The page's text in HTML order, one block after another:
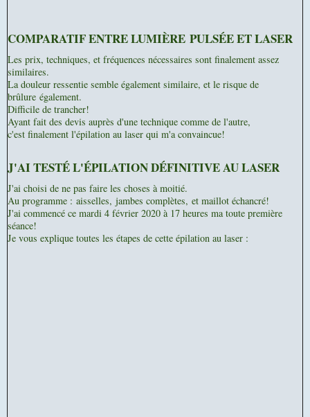
COMPARATIF ENTRE LUMIÈRE PULSÉE ET LASER
Les prix, techniques, et fréquences nécessaires sont finalement assez
similaires.
La douleur ressentie semble également similaire, et le risque de
brûlure également.
Difficile de trancher!
Ayant fait des devis auprès d'une technique comme de l'autre,
c'est finalement l'épilation au laser qui m'a convaincue!
J'AI TESTÉ L'ÉPILATION DÉFINITIVE AU LASER
J'ai choisi de ne pas faire les choses à moitié.
Au programme : aisselles, jambes complètes, et maillot échancré!
J'ai commencé ce mardi 4 février 2020 à 17 heures ma toute première
séance!
Je vous explique toutes les étapes de cette épilation au laser :